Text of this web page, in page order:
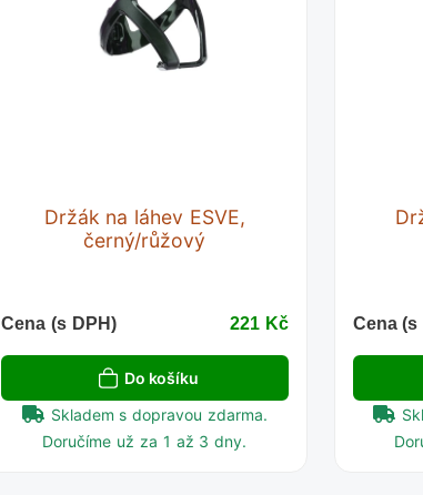
Držák na láhev ESVE,
černý/růžový
Cena (s DPH) 221 Kč
Do košíku
Skladem s dopravou zdarma.
Doručíme už za 1 až 3 dny.
Cena (s